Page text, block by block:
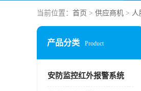
当前位置： 首页 > 供应商机 > 人
产品分类 Product
安防监控红外报警系统